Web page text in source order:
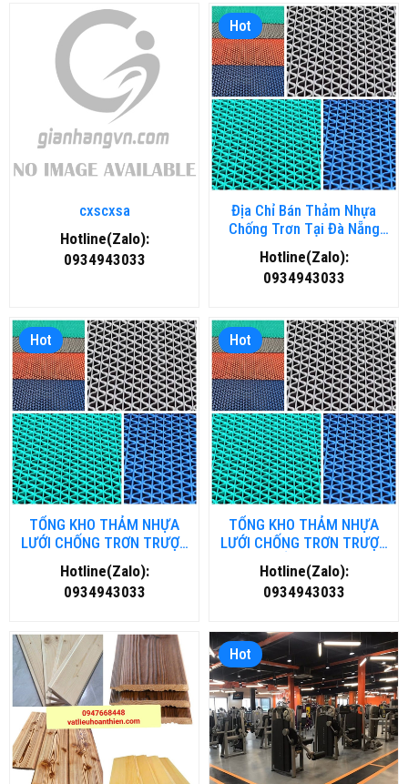
cxscxsa
Hotline(Zalo):
0934943033
Hot
Địa Chỉ Bán Thảm Nhựa
Chống Trơn Tại Đà Nẵng
Chất Lượng, Giá Rẻ
Hotline(Zalo):
0934943033
Hot
TỔNG KHO THẢM NHỰA
LƯỚI CHỐNG TRƠN TRƯỢT
TẠI HÀ NỘI
Hotline(Zalo):
0934943033
Hot
TỔNG KHO THẢM NHỰA
LƯỚI CHỐNG TRƠN TRƯỢT
TẠI HỒ CHÍ MINH
Hotline(Zalo):
0934943033
Hot